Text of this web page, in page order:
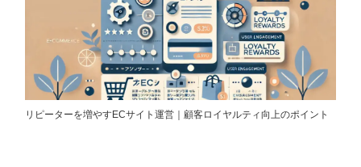
リピーターを増やすECサイト運営｜顧客ロイヤルティ向上のポイント